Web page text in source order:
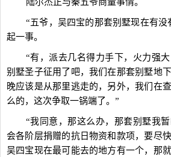
“五爷，吴四宝的那套别墅现在有没
起一事。
“有，派去几名得力手下，火力强
别墅圣子征用了吧，我们在那套别墅地
晚应该是从那里逃走的，另外，我们在
么的，这次争取一锅端了。”
“我同意，那这么办，那套别墅我
会各阶层捐赠的抗日物资和款项，要尽
吴四宝现在最可能去的地方有一个，那